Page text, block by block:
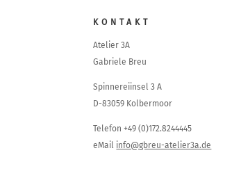
KONTAKT
Atelier 3A
Gabriele Breu
Spinnereiinsel 3 A
D-83059 Kolbermoor
Telefon +49 (0)172.8244445
eMail info@gbreu-atelier3a.de